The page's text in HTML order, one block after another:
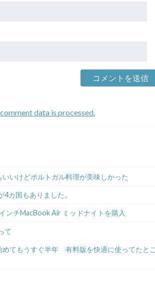
data is processed.
いけどポルトガル料理が美味しかった
4カ国もありました。
ンチMacBook Air ミッドナイトを購入
て
めてもうすぐ半年 有料版を快適に使ってたとこ